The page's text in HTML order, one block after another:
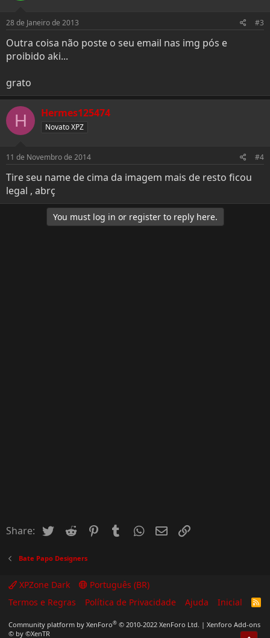
28 de Janeiro de 2013 #3
Outra coisa não poste o seu email nas img pós e
proibido aki...
grato
H Hermes125474
Novato XPZ
11 de Novembro de 2014 #4
Tire seu name de cima da imagem mais de resto ficou
legal , abrç
You must log in or register to reply here.
Share: Twitter Reddit PinterestTumblrWhatsApp
Email
Bate Papo Designers
XPZone Dark
Português (BR)
Termos e Regras
Política de Privacidade Ajuda Inicial
R
Community platform by XenForo® © 2010-2022 XenForo Ltd. | Xenforo Add-ons
© by ©XenTR